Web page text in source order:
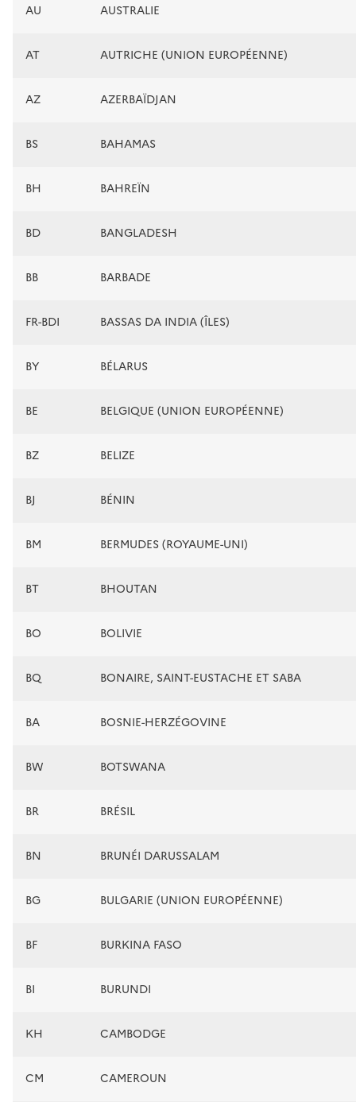
AU AUSTRALIE
AT AUTRICHE (UNION EUROPÉENNE)
AZ AZERBAÏDJAN
BS BAHAMAS
BH BAHREÏN
BD BANGLADESH
BB BARBADE
FR-BDI BASSAS DA INDIA (ÎLES)
BY BÉLARUS
BE BELGIQUE (UNION EUROPÉENNE)
BZ BELIZE
BJ BÉNIN
BM BERMUDES (ROYAUME-UNI)
BT BHOUTAN
BO BOLIVIE
BQ BONAIRE, SAINT-EUSTACHE ET SABA
BA BOSNIE-HERZÉGOVINE
BW BOTSWANA
BR BRÉSIL
BN BRUNÉI DARUSSALAM
BG BULGARIE (UNION EUROPÉENNE)
BF BURKINA FASO
BI BURUNDI
KH CAMBODGE
CM CAMEROUN